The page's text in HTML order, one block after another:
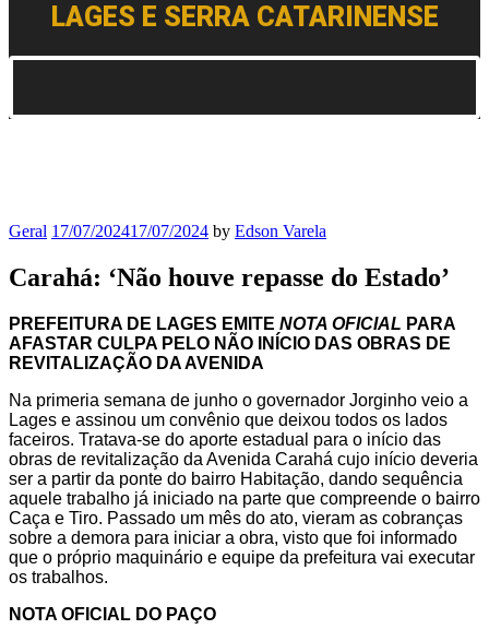
LAGES E SERRA CATARINENSE
Geral 17/07/202417/07/2024 by Edson Varela
Carahá: ‘Não houve repasse do Estado’
PREFEITURA DE LAGES EMITE NOTA OFICIAL PARA
AFASTAR CULPA PELO NÃO INÍCIO DAS OBRAS DE
REVITALIZAÇÃO DA AVENIDA
Na primeria semana de junho o governador Jorginho veio a
Lages e assinou um convênio que deixou todos os lados
faceiros. Tratava-se do aporte estadual para o início das
obras de revitalização da Avenida Carahá cujo início deveria
ser a partir da ponte do bairro Habitação, dando sequência
aquele trabalho já iniciado na parte que compreende o bairro
Caça e Tiro. Passado um mês do ato, vieram as cobranças
sobre a demora para iniciar a obra, visto que foi informado
que o próprio maquinário e equipe da prefeitura vai executar
os trabalhos.
NOTA OFICIAL DO PAÇO